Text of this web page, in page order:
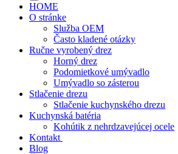
HOME
O stránke
Služba OEM
Často kladené otázky
Ručne vyrobený drez
Horný drez
Podomietkové umývadlo
Umývadlo so zásterou
Stlačenie drezu
Stlačenie kuchynského drezu
Kuchynská batéria
Kohútik z nehrdzavejúcej ocele
Kontakt
Blog